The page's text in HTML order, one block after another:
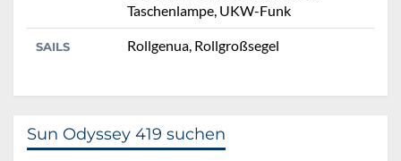
Taschenlampe, UKW-Funk
SAILS Rollgenua, Rollgroßsegel
Sun Odyssey 419 suchen